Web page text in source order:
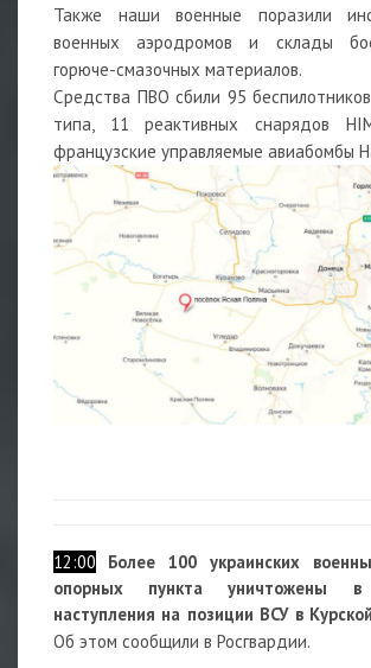
Также наши военные поразили
военных аэродромов и склады
горюче-смазочных материалов.
Средства ПВО сбили 95
типа, 11 реактивных снарядов
французские управляемые авиабомбы
12:00
Более 100 украинских
опорных пункта уничтожены в
наступления на позиции ВСУ в
Об этом сообщили в Росгвардии.